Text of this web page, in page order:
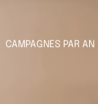
CAMPAGNES PAR AN